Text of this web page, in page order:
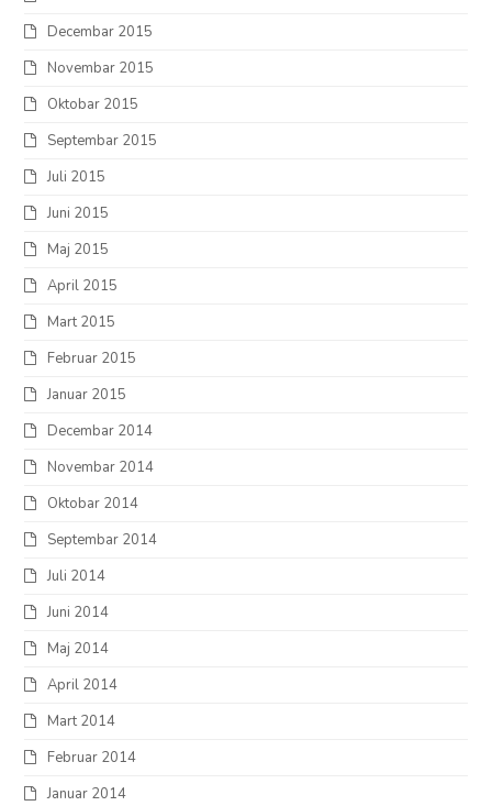
Decembar 2015
Novembar 2015
Oktobar 2015
Septembar 2015
Juli 2015
Juni 2015
Maj 2015
April 2015
Mart 2015
Februar 2015
Januar 2015
Decembar 2014
Novembar 2014
Oktobar 2014
Septembar 2014
Juli 2014
Juni 2014
Maj 2014
April 2014
Mart 2014
Februar 2014
Januar 2014